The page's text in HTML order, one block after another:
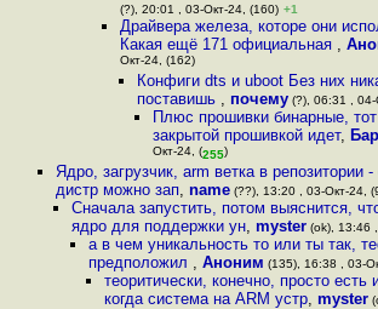
(?), 20:01 , 03-Окт-24, (160) +1
Драйвера железа, которе они
Какая ещё 171 официальная ,
Окт-24, (162)
Конфиги dts и uboot Без них
поставишь , почему(?), 06:31 , 04-
Плюс прошивки бинарные,
закрытой прошивкой идет,
Окт-24, (255)
Ядро, загрузчик, аrm ветка в репозитории
дистр можно зап, name(??), 13:20 , 03-Окт-24,
Сначала запустить, потом выяснится,
ядро для поддержки ун,myster (ok), 13:46
а в чем уникальность то или ты так,
предположил , Аноним (135), 16:38 , 03-
теоритически, конечно, просто есть
когда система на ARM устр, myster